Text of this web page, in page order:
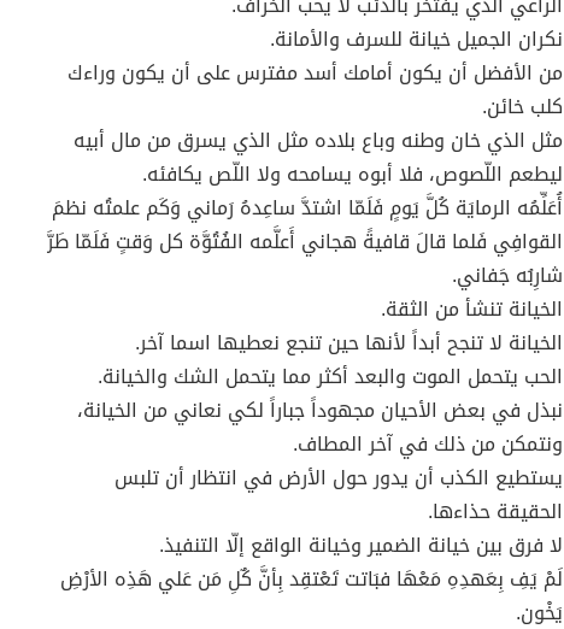
نكران الجميل خيانة للسرف والأمانة.
من الأفضل أن يكون أمامك أسد مفترس على أن يكون وراءك
كلب خائن.
مثل الذي خان وطنه وباع بلاده مثل الذي يسرق من مال أبيه
ليطعم اللّصوص، فلا أبوه يسامحه ولا اللّص يكافئه.
أُعَلِّمُه الرمايَة كُلَّ يَومٍ فَلَمّا اشتدَّ ساعِدهُ رَماني وَكَم علمتُه نظمَ
القوافِي فَلما قالَ قافيةً هجاني أَعلَّمه الفُتُوَّة كل وَقتٍ فَلَمّا طَرَّ
شارِبُه جَفاني.
الخيانة تنشأ من الثقة.
الخيانة لا تنجح أبداً لأنها حين تنجع نعطيها اسما آخر.
الحب يتحمل الموت والبعد أكثر مما يتحمل الشك والخيانة.
نبذل في بعض الأحيان مجهوداً جباراً لكي نعاني من الخيانة،
ونتمكن من ذلك في آخر المطاف.
يستطيع الكذب أن يدور حول الأرض في انتظار أن تلبس
الحقيقة حذاءها.
لا فرق بين خيانة الضمير وخيانة الواقع إلّا التنفيذ.
لَمْ يَفِ بِعَهدِهِ مَعْهَا فبَاتت تَعْتقِد بِأنَّ كٌلِ مَن عَلي هَذِه الأرْضِ
يَخْون.